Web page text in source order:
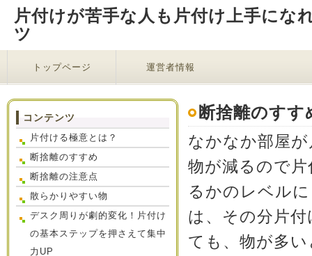
片付けが苦手な人も片付け上手にな
ツ
トップページ 運営者情報
断捨離のすす
なかなか部屋
物が減るので
るかのレベル
は、その分片
ても、物が多
コンテンツ
片付ける極意とは？
断捨離のすすめ
断捨離の注意点
散らかりやすい物
デスク周りが劇的変化！片付け
の基本ステップを押さえて集中
力UP